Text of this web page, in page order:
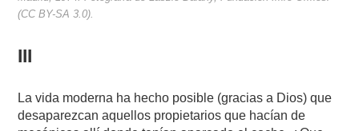
(CC BY-SA 3.0).
III
La vida moderna ha hecho posible (gracias a Dios) que
desaparezcan aquellos propietarios que hacían de